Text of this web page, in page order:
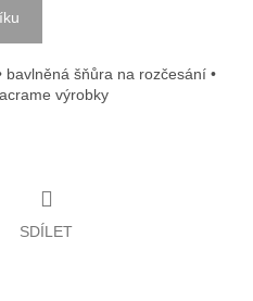
bavlněná šňůra na rozčesání •
výrobky
SDÍLET